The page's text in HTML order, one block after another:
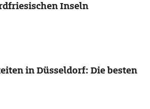
Inseln
in Düsseldorf: Die besten